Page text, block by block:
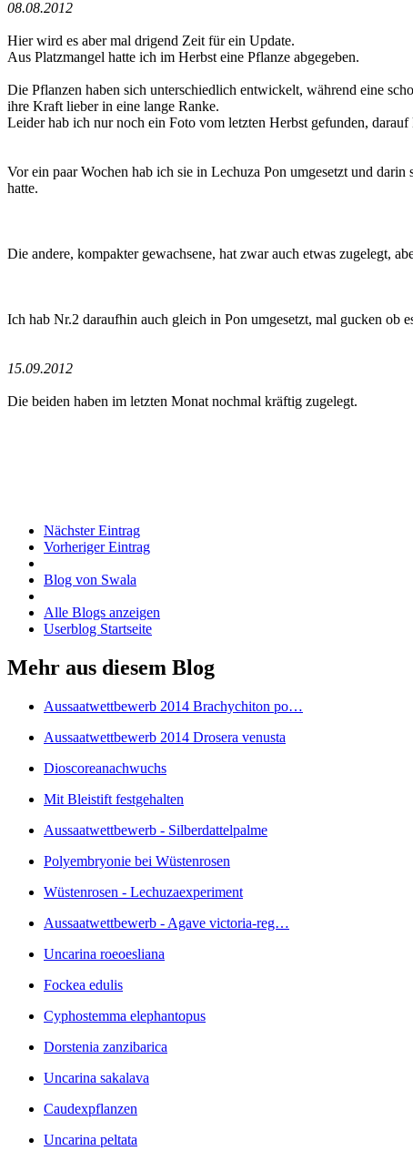
08.08.2012
Hier wird es aber mal drigend Zeit für ein Update.
Aus Platzmangel hatte ich im Herbst eine Pflanze abgegeben.
Die Pflanzen haben sich unterschiedlich entwickelt, während eine
ihre Kraft lieber in eine lange Ranke.
Leider hab ich nur noch ein Foto vom letzten Herbst gefunden,
Vor ein paar Wochen hab ich sie in Lechuza Pon umgesetzt und
hatte.
Die andere, kompakter gewachsene, hat zwar auch etwas zugelegt,
Ich hab Nr.2 daraufhin auch gleich in Pon umgesetzt, mal gucken ob
15.09.2012
Die beiden haben im letzten Monat nochmal kräftig zugelegt.
Nächster Eintrag
Vorheriger Eintrag
Blog von Swala
Alle Blogs anzeigen
Userblog Startseite
Mehr aus diesem Blog
Aussaatwettbewerb 2014 Brachychiton po…
Aussaatwettbewerb 2014 Drosera venusta
Dioscoreanachwuchs
Mit Bleistift festgehalten
Aussaatwettbewerb - Silberdattelpalme
Polyembryonie bei Wüstenrosen
Wüstenrosen - Lechuzaexperiment
Aussaatwettbewerb - Agave victoria-reg…
Uncarina roeoesliana
Fockea edulis
Cyphostemma elephantopus
Dorstenia zanzibarica
Uncarina sakalava
Caudexpflanzen
Uncarina peltata